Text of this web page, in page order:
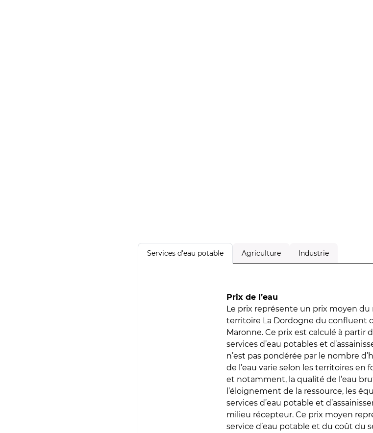
Services d'eau potable Agriculture Industrie
Prix de l’eau
Le prix représente un prix moyen du
territoire La Dordogne du confluent
Maronne. Ce prix est calculé à partir
services d’eau potables et
n’est pas pondérée par le nombre
de l’eau varie selon les territoires en
et notamment, la qualité de l’eau
l’éloignement de la ressource, les
services d’eau potable et
milieu récepteur. Ce prix moyen
service d’eau potable et du coût du